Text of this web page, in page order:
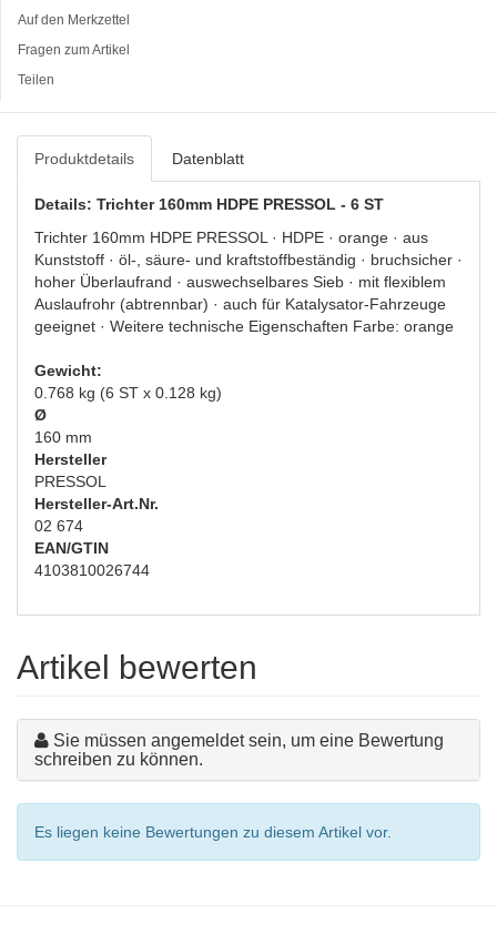
Auf den Merkzettel
Fragen zum Artikel
Teilen
Produktdetails Datenblatt
Details: Trichter 160mm HDPE PRESSOL - 6 ST
Trichter 160mm HDPE PRESSOL · HDPE · orange · aus
Kunststoff · öl-, säure- und kraftstoffbeständig · bruchsicher ·
hoher Überlaufrand · auswechselbares Sieb · mit flexiblem
Auslaufrohr (abtrennbar) · auch für Katalysator-Fahrzeuge
geeignet · Weitere technische Eigenschaften Farbe: orange
Gewicht:
0.768 kg (6 ST x 0.128 kg)
Ø
160 mm
Hersteller
PRESSOL
Hersteller-Art.Nr.
02 674
EAN/GTIN
4103810026744
Artikel bewerten
Sie müssen angemeldet sein, um eine Bewertung
schreiben zu können.
Es liegen keine Bewertungen zu diesem Artikel vor.